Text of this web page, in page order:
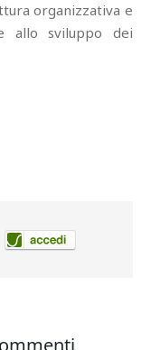
organizzativa e
allo sviluppo dei